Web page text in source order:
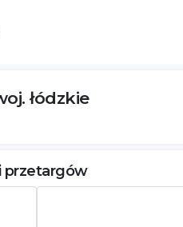
łódzkie
przetargów